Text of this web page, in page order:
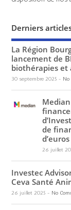
Derniers
La Région
lancement de
biothérapies et
30 septembre 2025- No
de
d’euros
26 juillet
Investec
Ceva Santé
26 juillet 2025- No